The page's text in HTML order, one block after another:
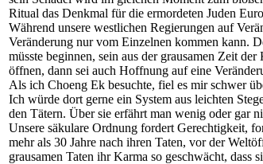
Ritual das Denkmal für die ermordeten Juden
Während unsere westlichen Regierungen auf
Veränderung nur vom Einzelnen kommen kann.
müsste beginnen, sein aus der grausamen Zeit
öffnen, dann sei auch Hoffnung auf eine
Als ich Choeng Ek besuchte, fiel es mir schwer
Ich würde dort gerne ein System aus leichten
den Tätern. Über sie erfährt man wenig oder gar
Unsere säkulare Ordnung fordert Gerechtigkeit,
mehr als 30 Jahre nach ihren Taten, vor der
grausamen Taten ihr Karma so geschwächt,